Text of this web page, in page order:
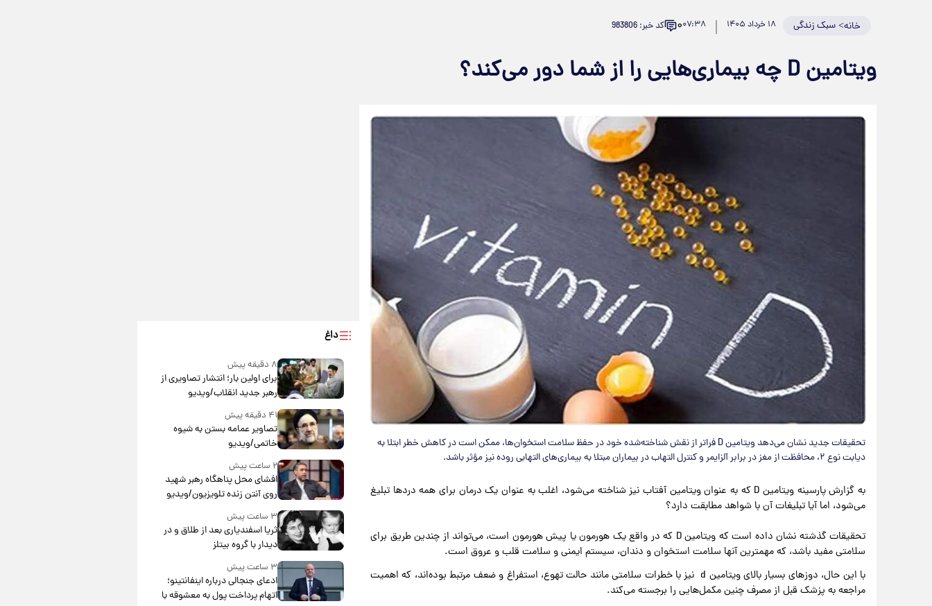
خانه>سبک زندگی ۱۸ خرداد ۱۴۰۵ ۰۷:۳۸۰ کد خبر: 983806
ویتامین D چه بیماری‌هایی را از شما دور می‌کند؟
تحقیقات جدید نشان می‌دهد ویتامین D فراتر از نقش شناخته‌شده خود در حفظ سلامت استخوان‌ها، ممکن است در کاهش خطر ابتلا به
دیابت نوع ۲، محافظت از مغز در برابر آلزایمر و کنترل التهاب در بیماران مبتلا به بیماری‌های التهابی روده نیز مؤثر باشد.
به گزارش پارسینه ویتامین D که به عنوان ویتامین آفتاب نیز شناخته می‌شود، اغلب به عنوان یک درمان برای همه دردها تبلیغ
می‌شود، اما آیا تبلیغات آن با شواهد مطابقت دارد؟
تحقیقات گذشته نشان داده است که ویتامین D که در واقع یک هورمون یا پیش هورمون است، می‌تواند از چندین طریق برای
سلامتی مفید باشد، که مهمترین آنها سلامت استخوان و دندان، سیستم ایمنی و سلامت قلب و عروق است.
با این حال، دوزهای بسیار بالای ویتامین d
نیز با خطرات سلامتی مانند حالت تهوع، استفراغ و ضعف مرتبط بوده‌اند، که اهمیت
مراجعه به پزشک قبل از مصرف چنین مکمل‌هایی را برجسته می‌کند.
داغ
۸ دقیقه پیش
برای اولین بار؛ انتشار تصاویری از
رهبر جدید انقلاب/ویدیو
۴۱ دقیقه پیش
تصاویر عمامه بستن به شیوه
خاتمی/ویدیو
۲ ساعت پیش
افشای محل پناهگاه‌ رهبر شهید
روی آنتن زنده تلویزیون/ویدیو
۳ ساعت پیش
ثریا اسفندیاری بعد از طلاق و در
دیدار با گروه بیتلز
۳ ساعت پیش
ادعای جنجالی درباره اینفانتینو؛
اتهام پرداخت پول به معشوقه با